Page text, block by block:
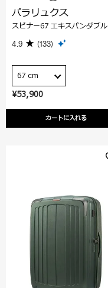
¥53,900
カートに入れる
パラリュクス
スピナー67 エキスパンダブル
4.9 (133)
67 cm